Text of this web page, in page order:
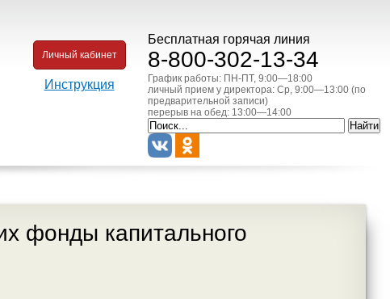
Бесплатная горячая линия
8-800-302-13-34
График работы: ПН-ПТ, 9:00—18:00
личный прием у директора: Ср, 9:00—13:00 (по
предварительной записи)
перерыв на обед: 13:00—14:00
Личный кабинет
Инструкция
фонды капитального